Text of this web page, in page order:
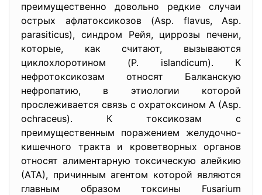
преимущественно довольно редкие случаи
острых афлатоксикозов (Asp. flavus, Asp.
parasiticus), синдром Рейя, циррозы печени,
которые, как считают, вызываются
циклохлоротином (P. islandicum). К
нефротоксикозам относят Балканскую
нефропатию, в этиологии которой
прослеживается связь с охратоксином А (Asp.
ochraceus). К токсикозам с
преимущественным поражением желудочно-
кишечного тракта и кроветворных органов
относят алиментарную токсическую алейкию
(АТА), причинным агентом которой являются
главным образом токсины Fusarium